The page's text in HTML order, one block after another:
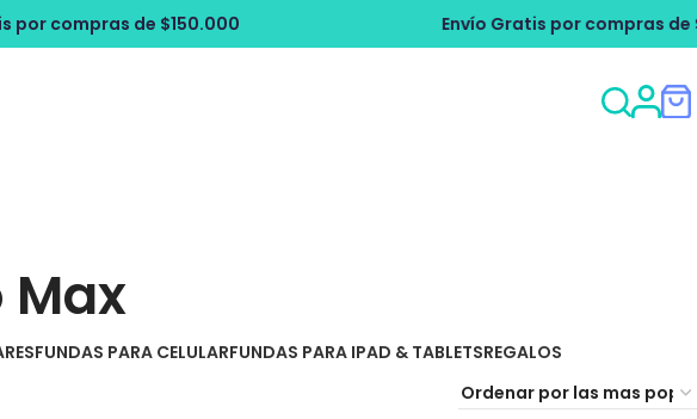
Envío Gratis por compras de $150.000
Max
FUNDAS PARA CELULARFUNDAS PARA IPAD & TABLETSREGALOS